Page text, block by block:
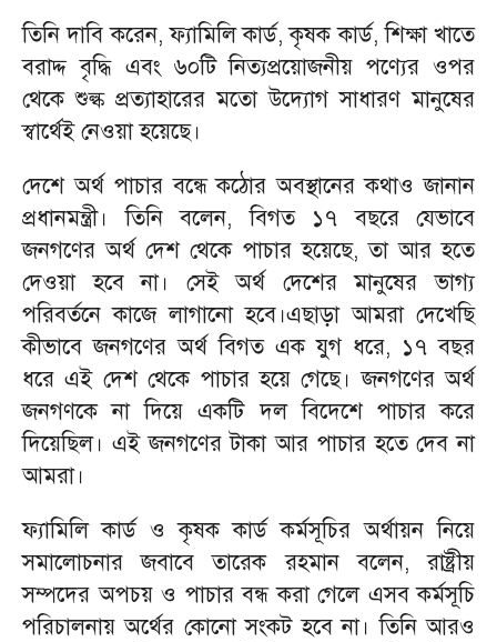
তিনি দাবি করেন, ফ্যামিলি কার্ড, কৃষক কার্ড, শিক্ষা খাতে
বরাদ্দ বৃদ্ধি এবং ৬০টি নিত্যপ্রয়োজনীয় পণ্যের ওপর
থেকে শুল্ক প্রত্যাহারের মতো উদ্যোগ সাধারণ মানুষের
স্বার্থেই নেওয়া হয়েছে।
দেশে অর্থ পাচার বন্ধে কঠোর অবস্থানের কথাও জানান
প্রধানমন্ত্রী। তিনি বলেন, বিগত ১৭ বছরে যেভাবে
জনগণের অর্থ দেশ থেকে পাচার হয়েছে, তা আর হতে
দেওয়া হবে না। সেই অর্থ দেশের মানুষের ভাগ্য
পরিবর্তনে কাজে লাগানো হবে।এছাড়া আমরা দেখেছি
কীভাবে জনগণের অর্থ বিগত এক যুগ ধরে, ১৭ বছর
ধরে এই দেশ থেকে পাচার হয়ে গেছে। জনগণের অর্থ
জনগণকে না দিয়ে একটি দল বিদেশে পাচার করে
দিয়েছিল। এই জনগণের টাকা আর পাচার হতে দেব না
আমরা।
ফ্যামিলি কার্ড ও কৃষক কার্ড কর্মসূচির অর্থায়ন নিয়ে
সমালোচনার জবাবে তারেক রহমান বলেন, রাষ্ট্রীয়
সম্পদের অপচয় ও পাচার বন্ধ করা গেলে এসব কর্মসূচি
পরিচালনায় অর্থের কোনো সংকট হবে না। তিনি আরও